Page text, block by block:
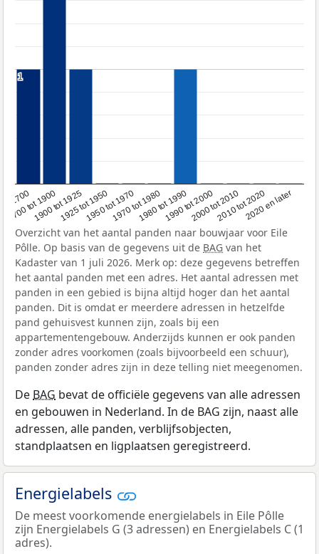
1700
1700 tot 1900
1900 tot 19251925 tot 19501950 tot 19701970 tot 19801980 tot 19901990 tot 20002000 tot 20102010 tot 20202020 en later
1
1
Overzicht van het aantal panden naar bouwjaar voor Eile
Pôlle. Op basis van de gegevens uit de BAG van het
Kadaster van 1 juli 2026. Merk op: deze gegevens betreffen
het aantal panden met een adres. Het aantal adressen met
panden in een gebied is bijna altijd hoger dan het aantal
panden. Dit is omdat er meerdere adressen in hetzelfde
pand gehuisvest kunnen zijn, zoals bij een
appartementengebouw. Anderzijds kunnen er ook panden
zonder adres voorkomen (zoals bijvoorbeeld een schuur),
panden zonder adres zijn in deze telling niet meegenomen.
De BAG bevat de officiële gegevens van alle adressen
en gebouwen in Nederland. In de BAG zijn, naast alle
adressen, alle panden, verblijfsobjecten,
standplaatsen en ligplaatsen geregistreerd.
Energielabels
De meest voorkomende energielabels in Eile Pôlle
zijn Energielabels G (3 adressen) en Energielabels C (1
adres).